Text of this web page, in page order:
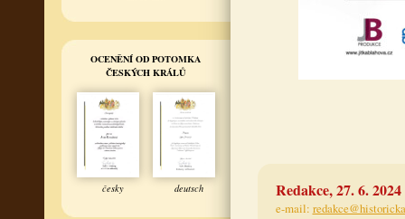
OCENĚNÍ OD POTOMKA
ČESKÝCH KRÁLŮ
česky deutsch Redakce, 27. 6. 2024
e-mail: